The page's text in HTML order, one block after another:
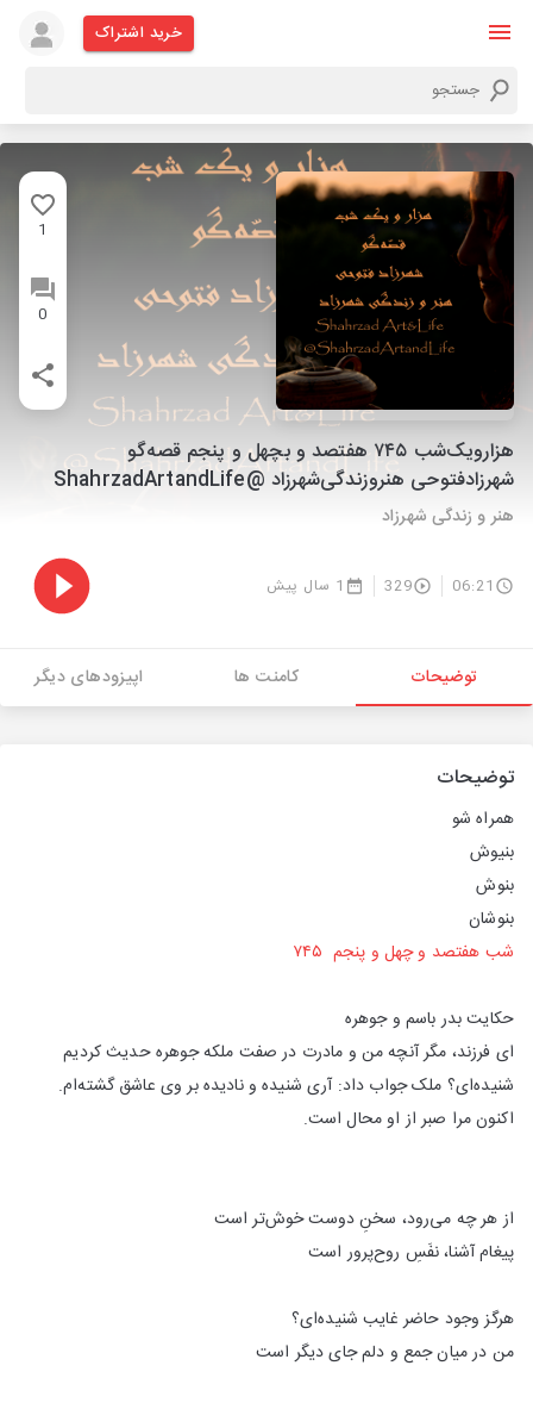
خرید اشتراک
1
0
هزارویک‌شب ۷۴۵ هفتصد و بچهل و پنجم قصه‌گو
شهرزاد‌فتوحی هنر‌و‌زندگی‌شهرزاد @ShahrzadArtandLife
هنر و زندگی شهرزاد
06:21
329 1 سال پیش
توضیحات کامنت ها اپیزودهای دیگر
توضیحات
همراه‌ شو
بنیوش
بنوش
بنوشان
شب هفتصد و چهل و پنجم ۷۴۵
حکایت بدر باسم و جوهره
ای فرزند، مگر آنچه من و مادرت در صفت ملکه جوهره حدیث کردیم
شنیده‌ای؟ ملک جواب داد: آری شنیده و نادیده بر وی عاشق گشته‌ام.
اکنون مرا صبر از او محال است.
از هر چه می‌رود، سخنِ دوست خوش‌تر است
پیغام آشنا، نفَسِ روح‌پرور است
هرگز وجود حاضر غایب شنیده‌ای؟
من در میان جمع و دلم جای دیگر است